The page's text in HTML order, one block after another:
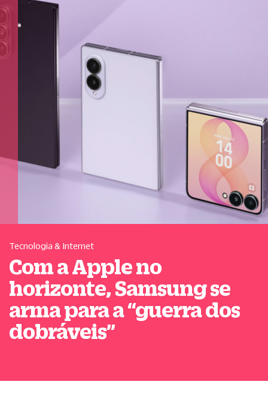
Tecnologia & Internet
Com a Apple no
horizonte, Samsung se
arma para a“guerra dos
dobráveis”